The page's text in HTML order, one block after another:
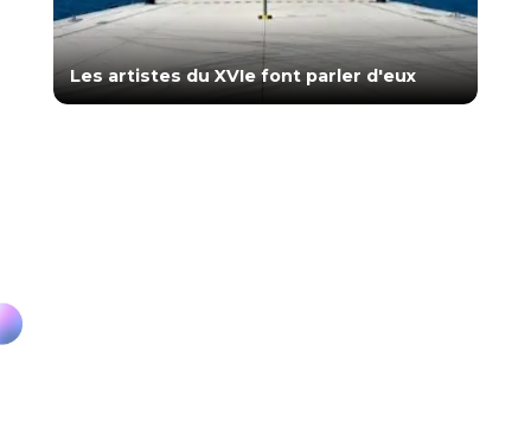
Les artistes du XVIe font parler d'eux